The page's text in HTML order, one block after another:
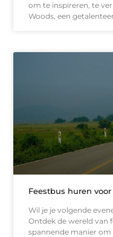
om te inspireren, te
Woods, een
Feestbus huren
Wil je je volgende
Ontdek de wereld van
spannende manier